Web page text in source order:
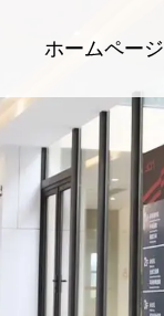
ホームページ